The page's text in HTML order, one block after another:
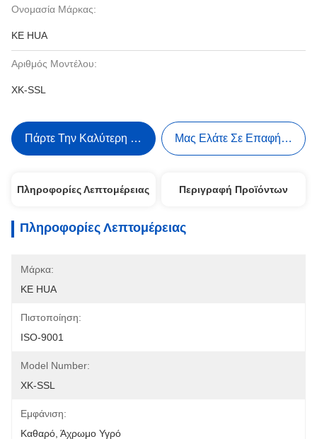
Ονομασία Μάρκας:
KE HUA
Αριθμός Μοντέλου:
XK-SSL
Πάρτε Την Καλύτερη Τιμή Μας Ελάτε Σε Επαφή Με
Πληροφορίες Λεπτομέρειας Περιγραφή Προϊόντων
Πληροφορίες Λεπτομέρειας
Μάρκα:
KE HUA
Πιστοποίηση:
ISO-9001
Model Number:
XK-SSL
Εμφάνιση:
Καθαρό, Άχρωμο Υγρό